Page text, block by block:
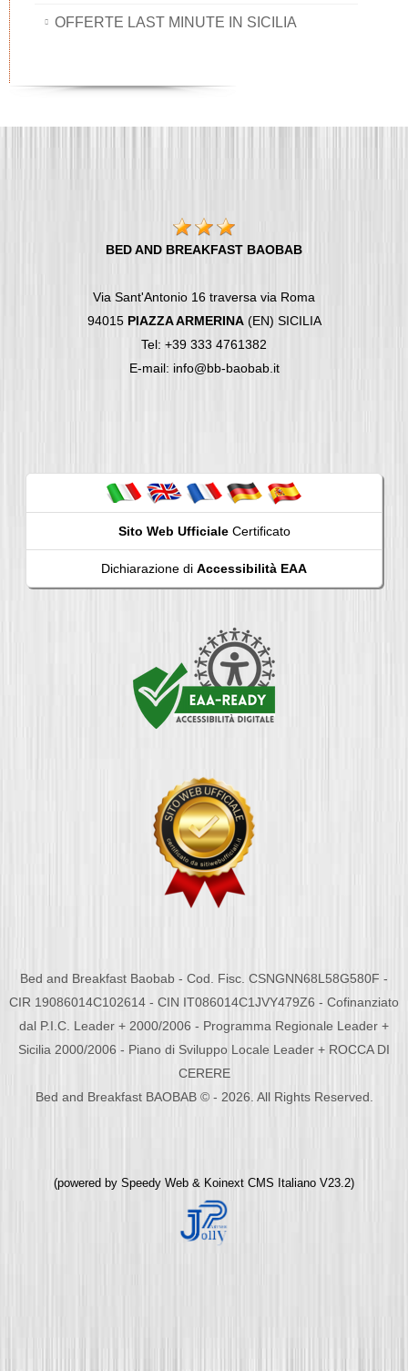
OFFERTE LAST MINUTE IN SICILIA
BED AND BREAKFAST BAOBAB
Via Sant'Antonio 16 traversa via Roma
94015 PIAZZA ARMERINA(EN) SICILIA
Tel: +39 333 4761382
E-mail: info@bb-baobab.it
Sito Web UfficialeCertificato
Dichiarazione di Accessibilità EAA
Bed and Breakfast Baobab - Cod. Fisc. CSNGNN68L58G580F -
CIR 19086014C102614 - CIN IT086014C1JVY479Z6 - Cofinanziato
dal P.I.C. Leader + 2000/2006 - Programma Regionale Leader +
Sicilia 2000/2006 - Piano di Sviluppo Locale Leader + ROCCA DI
CERERE
Bed and Breakfast BAOBAB © - 2026. All Rights Reserved.
(powered by Speedy Web & Koinext CMS Italiano V23.2)